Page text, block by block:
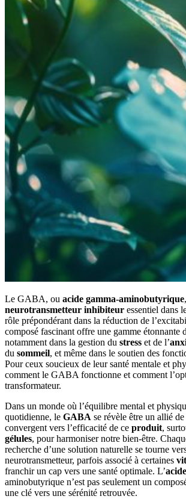
Le GABA, ou acide gamma-aminobutyrique
neurotransmetteur inhibiteur essentiel dans
rôle prépondérant dans la réduction de
composé fascinant offre une gamme étonnante
notamment dans la gestion du stress et de l’
du sommeil, et même dans le soutien des
Pour ceux soucieux de leur santé mentale et
comment le GABA fonctionne et comment
transformateur.
Dans un monde où l’équilibre mental et
quotidienne, le GABA se révèle être un allié
convergent vers l’efficacité de ce produit,
gélules, pour harmoniser notre bien-être.
recherche d’une solution naturelle se tourne
neurotransmetteur, parfois associé à certaines
franchir un cap vers une santé optimale. L’acide
aminobutyrique n’est pas seulement un
une clé vers une sérénité retrouvée.